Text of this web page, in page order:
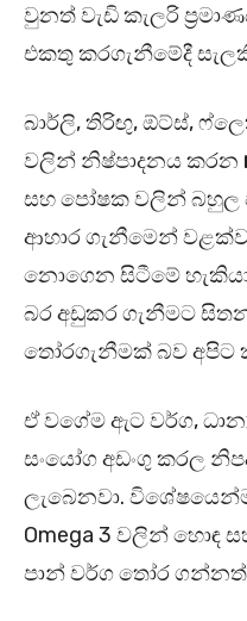
වුනත් වැඩි කැලරි
එකතු කරගැනීමේදී
බාර්ලි, තිරිඟු, ඕට්ස්,
වලින් නිෂ්පාදනය කරන
සහ පෝෂක වලින් බහුල
ආහාර ගැනීමෙන්
නොගෙන සිටීමේ
බර අඩුකර ගැනීමට
තෝරගැනීමක් බව
ඒ වගේම ඇට වර්ග,
සං‍යෝග අඩංගු කරල
ලැබෙනවා.
Omega 3 වලින් හොඳ
පාන් වර්ග තෝර